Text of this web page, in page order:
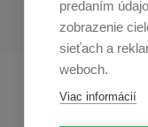
predaním
zobrazenie
sieťach a
weboch.
Viac informácií